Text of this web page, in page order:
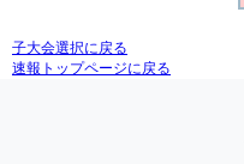
子大会選択に戻る
速報トップページに戻る